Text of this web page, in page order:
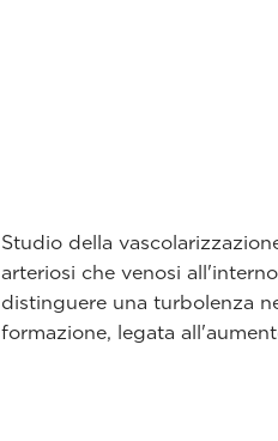
Studio della
arteriosi che venosi
distinguere una turbolenza
formazione, legata